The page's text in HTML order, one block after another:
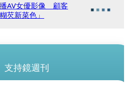
AV女優影像 顧客
芡新菜色」
支持鏡週刊